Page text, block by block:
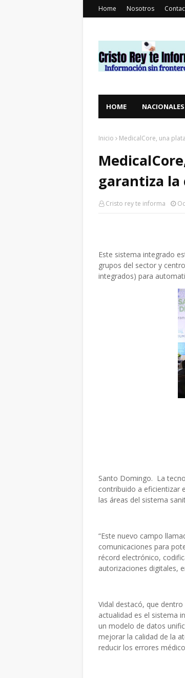
Home Nosotros
HOME NACIONALES
Inicio MedicalCore, una
garantiza la
Cristo rey te informa
Este sistema integrado
grupos del sector y
integrados) para
Santo Domingo. La
contribuido a eficientizar
las áreas del sistema
“Este nuevo campo
comunicaciones para
récord electrónico,
autorizaciones digitales,
Vidal destacó, que
actualidad es el sistema
un modelo de datos
mejorar la calidad de la
reducir los errores